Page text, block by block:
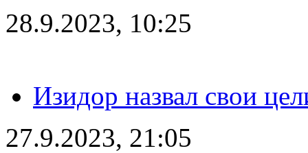
28.9.2023, 10:25
Изидор назвал свои
27.9.2023, 21:05